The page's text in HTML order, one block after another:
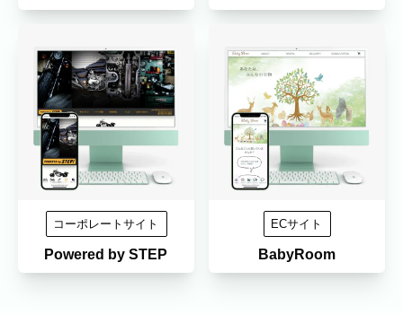
コーポレートサイト
Powered by STEP
ECサイト
BabyRoom